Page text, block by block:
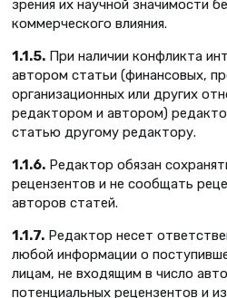
зрения их научной значимости
коммерческого влияния.
1.1.5. При наличии конфликта
автором статьи (финансовых,
организационных или других
редактором и автором)
статью другому редактору.
1.1.6. Редактор обязан
рецензентов и не сообщать
авторов статей.
1.1.7. Редактор несет
любой информации о
лицам, не входящим в число
потенциальных рецензентов и